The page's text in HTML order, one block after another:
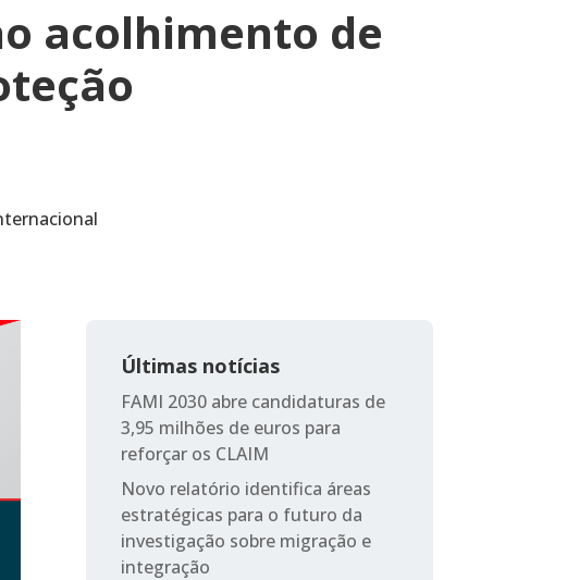
acolhimento de
Últimas notícias
FAMI 2030 abre candidaturas de
3,95 milhões de euros para
reforçar os CLAIM
Novo relatório identifica áreas
estratégicas para o futuro da
investigação sobre migração e
integração